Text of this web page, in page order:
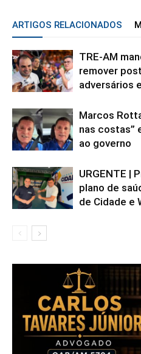
ARTIGOS RELACIONADOS
TRE-AM
remover
adversários
Marcos
nas costas”
ao governo
URGENTE |
plano de
de Cidade e